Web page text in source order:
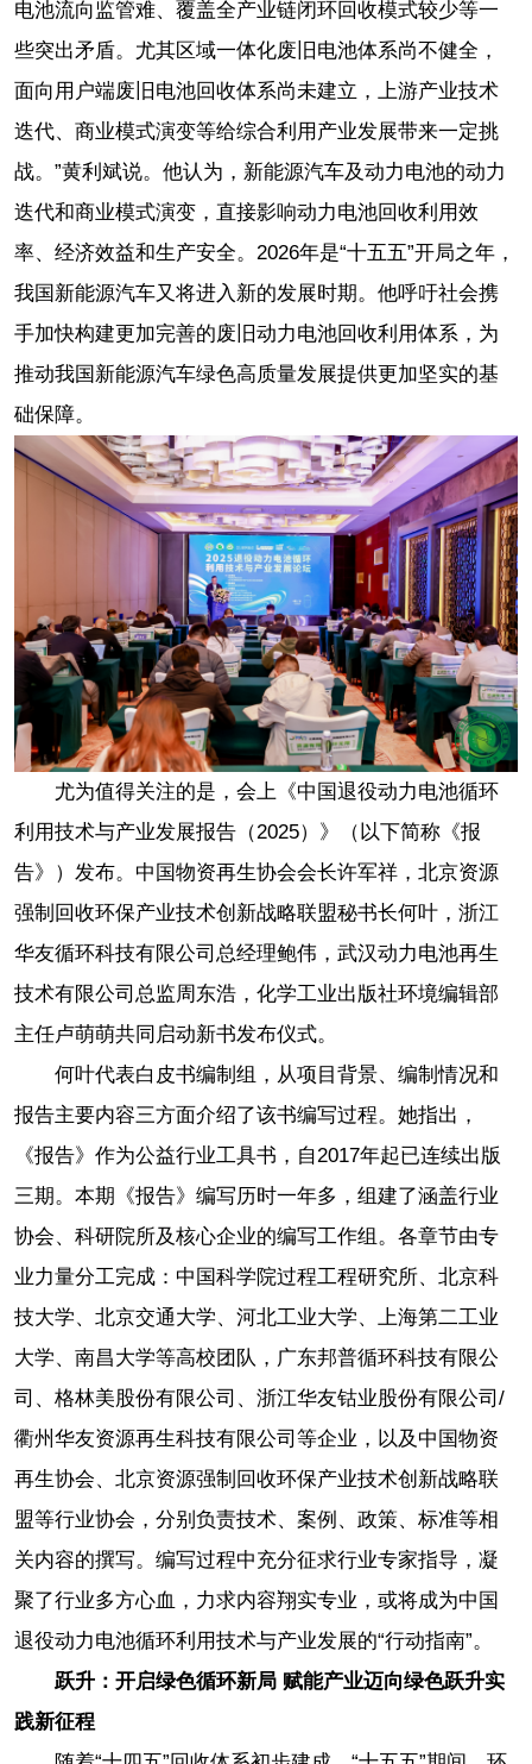
电池流向监管难、覆盖全产业链闭环回收模式较少等一
些突出矛盾。尤其区域一体化废旧电池体系尚不健全，
面向用户端废旧电池回收体系尚未建立，上游产业技术
迭代、商业模式演变等给综合利用产业发展带来一定挑
战。”黄利斌说。他认为，新能源汽车及动力电池的动力
迭代和商业模式演变，直接影响动力电池回收利用效
率、经济效益和生产安全。2026年是“十五五”开局之年，
我国新能源汽车又将进入新的发展时期。他呼吁社会携
手加快构建更加完善的废旧动力电池回收利用体系，为
推动我国新能源汽车绿色高质量发展提供更加坚实的基
础保障。
尤为值得关注的是，会上《中国退役动力电池循环
利用技术与产业发展报告（2025）》（以下简称《报
告》）发布。中国物资再生协会会长许军祥，北京资源
强制回收环保产业技术创新战略联盟秘书长何叶，浙江
华友循环科技有限公司总经理鲍伟，武汉动力电池再生
技术有限公司总监周东浩，化学工业出版社环境编辑部
主任卢萌萌共同启动新书发布仪式。
何叶代表白皮书编制组，从项目背景、编制情况和
报告主要内容三方面介绍了该书编写过程。她指出，
《报告》作为公益行业工具书，自2017年起已连续出版
三期。本期《报告》编写历时一年多，组建了涵盖行业
协会、科研院所及核心企业的编写工作组。各章节由专
业力量分工完成：中国科学院过程工程研究所、北京科
技大学、北京交通大学、河北工业大学、上海第二工业
大学、南昌大学等高校团队，广东邦普循环科技有限公
司、格林美股份有限公司、浙江华友钴业股份有限公司/
衢州华友资源再生科技有限公司等企业，以及中国物资
再生协会、北京资源强制回收环保产业技术创新战略联
盟等行业协会，分别负责技术、案例、政策、标准等相
关内容的撰写。编写过程中充分征求行业专家指导，凝
聚了行业多方心血，力求内容翔实专业，或将成为中国
退役动力电池循环利用技术与产业发展的“行动指南”。
跃升：开启绿色循环新局 赋能产业迈向绿色跃升实
践新征程